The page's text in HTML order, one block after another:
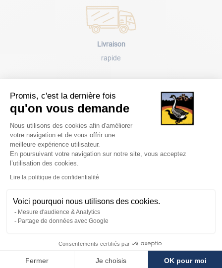
Promis, c'est la dernière fois
qu'on vous demande
Plateforme de Gestion du
Nous utilisons des cookies afin d'améliorer
votre navigation et de vous offrir une
meilleure expérience utilisateur.
En poursuivant votre navigation sur notre site, vous acceptez
l’utilisation des cookies.
Lire la politique de confidentialité
Voici pourquoi nous utilisons des cookies.
Mesure d'audience & Analytics
Partage de données avec Google
Consentements certifiés par
Fermer Je choisis OK pour moi
Axeptio consent
Livraison
rapide
Paiement
sécurisé
Avantages
client